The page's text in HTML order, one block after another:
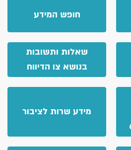
חופש המידע
שאלות ותשובות
בנושא צו הדיווח
מידע שרות לציבור